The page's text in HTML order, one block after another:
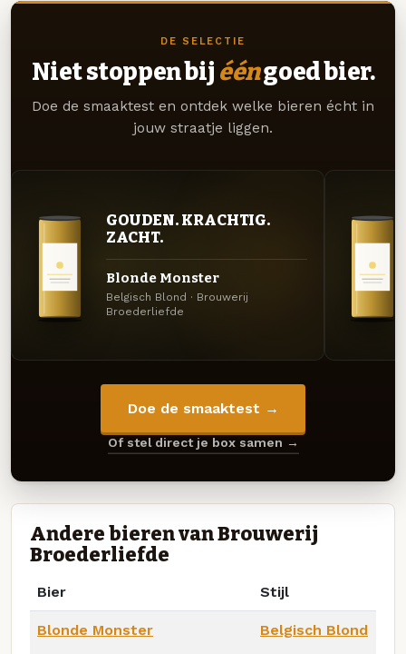
DE SELECTIE
Niet stoppen bij ééngoed bier.
Doe de smaaktest en ontdek welke bieren écht in
jouw straatje liggen.
GOUDEN. KRACHTIG.
ZACHT.
Blonde Monster
Belgisch Blond · Brouwerij
Broederliefde
Doe de smaaktest →
Of stel direct je box samen →
Andere bieren van Brouwerij
Broederliefde
Bier Stijl
Blonde Monster Belgisch Blond